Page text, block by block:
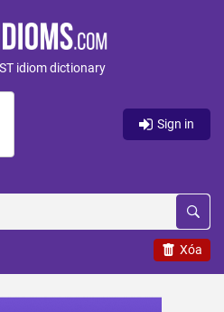
idiom dictionary
Sign in
Xóa